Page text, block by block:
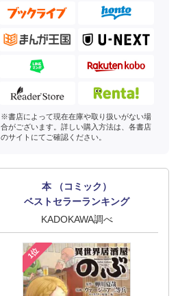
※書店によって現在在庫や取り扱いがない場
合がございます。詳しい購入方法は、各書店
のサイトにてご確認ください。
本 （コミック）
ベストセラーランキング
KADOKAWA調べ
1位